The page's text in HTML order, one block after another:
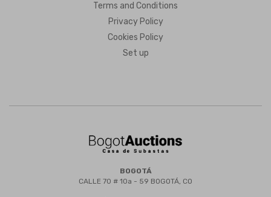
Terms and Conditions
Privacy Policy
Cookies Policy
Set up
BOGOTÁ
CALLE 70 # 10a - 59 BOGOTÁ, CO